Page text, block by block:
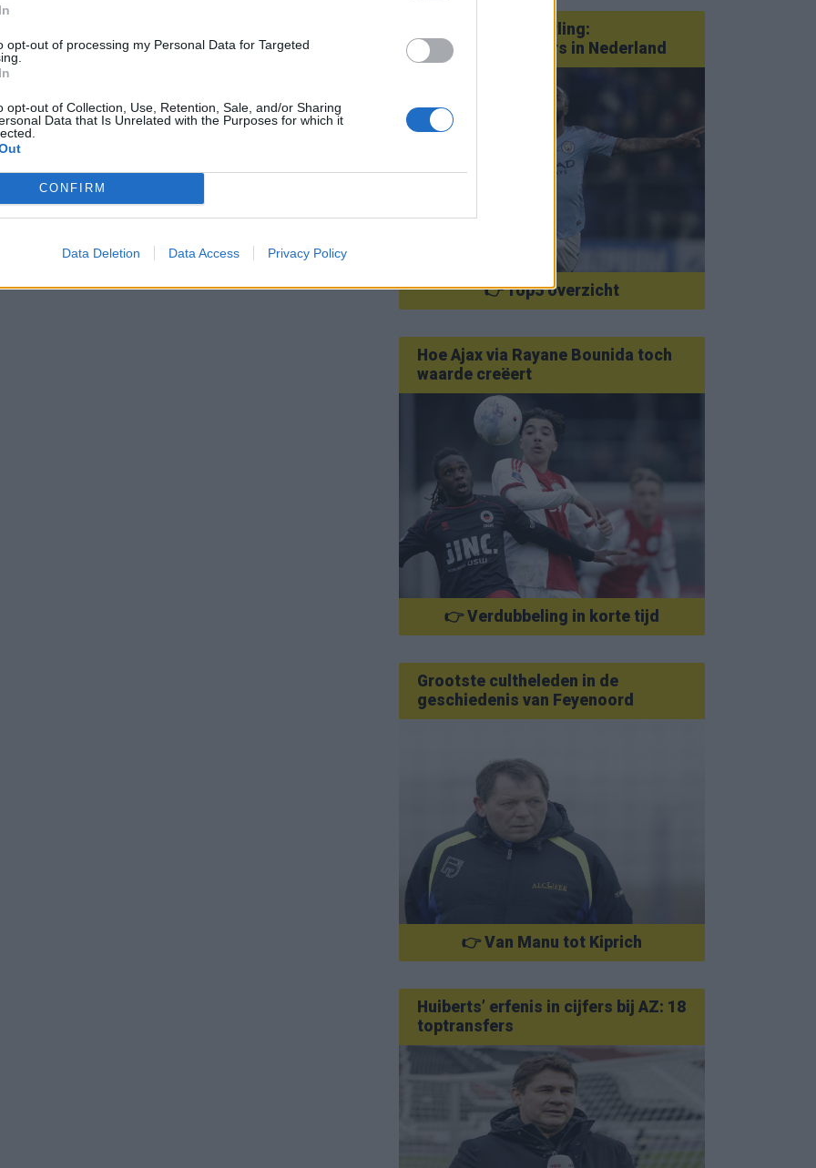
opt-out of processing my Personal Data for Targeted
opt-out of Collection, Use, Retention, Sale, and/or Sharing
Data that Is Unrelated with the Purposes for which it
CONFIRM
Data Deletion Data Access Privacy Policy
Ajax’
met duidelijk antwoord
over Ter Stegen’
zich
Van Götze tot Sterling:
statementtransfers in Nederland
👉 Top5 overzicht
Hoe Ajax via Rayane Bounida toch
waarde creëert
👉 Verdubbeling in korte tijd
Grootste cultheleden in de
geschiedenis van Feyenoord
👉 Van Manu tot Kiprich
Huiberts’ erfenis in cijfers bij AZ: 18
toptransfers